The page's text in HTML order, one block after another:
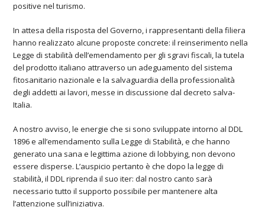
positive nel turismo.
In attesa della risposta del Governo, i rappresentanti della filiera
hanno realizzato alcune proposte concrete: il reinserimento nella
Legge di stabilità dell’emendamento per gli sgravi fiscali, la tutela
del prodotto italiano attraverso un adeguamento del sistema
fitosanitario nazionale e la salvaguardia della professionalità
degli addetti ai lavori, messe in discussione dal decreto salva-
Italia.
A nostro avviso, le energie che si sono sviluppate intorno al DDL
1896 e all’emendamento sulla Legge di Stabilità, e che hanno
generato una sana e legittima azione di lobbying, non devono
essere disperse. L’auspicio pertanto è che dopo la legge di
stabilità, il DDL riprenda il suo iter: dal nostro canto sarà
necessario tutto il supporto possibile per mantenere alta
l’attenzione sull’iniziativa.